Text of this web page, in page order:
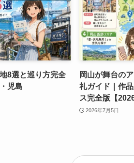
8選と巡り方完全
児島
岡山が舞台の
礼ガイド｜作
ス完全版【2026
2026年7月5日